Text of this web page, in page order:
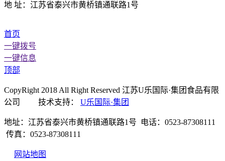
地 址：江苏省泰兴市黄桥镇通联路1号
首页
一键拨号
一键信息
顶部
CopyRight 2018 All Right Reserved 江苏U乐国际·集团食品有限
公司 技术支持： U乐国际·集团
地址：江苏省泰兴市黄桥镇通联路1号 电话：0523-87308111
传真：0523-87308111
网站地图